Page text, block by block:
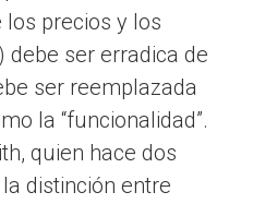
los precios y los
debe ser erradica de
ser reemplazada
la “funcionalidad”.
quien hace dos
distinción entre